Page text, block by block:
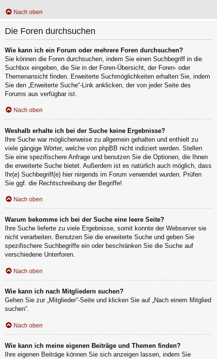
Nach oben
Die Foren durchsuchen
Wie kann ich ein Forum oder mehrere Foren durchsuchen?
Sie können die Foren durchsuchen, indem Sie einen Suchbegriff in die
Suchbox eingeben, die Sie in der Foren-Übersicht, der Foren- oder
Themenansicht finden. Erweiterte Suchmöglichkeiten erhalten Sie, indem
Sie den „Erweiterte Suche“-Link anklicken, der von jeder Seite des
Forums aus verfügbar ist.
Nach oben
Weshalb erhalte ich bei der Suche keine Ergebnisse?
Ihre Suche war möglicherweise zu allgemein gehalten und enthielt zu
viele gängige Wörter, welche von phpBB nicht indiziert werden. Stellen
Sie eine spezifischere Anfrage und benutzen Sie die Optionen, die Ihnen
die erweiterte Suche bietet. Außerdem ist es natürlich auch möglich, dass
Ihr(e) Suchbegriff(e) hier nirgends im Forum verwendet wurden. Prüfen
Sie ggf. die Rechtschreibung der Begriffe!
Nach oben
Warum bekomme ich bei der Suche eine leere Seite?
Ihre Suche lieferte zu viele Ergebnisse, somit konnte der Webserver sie
nicht verarbeiten. Benutzen Sie die erweiterte Suche und geben Sie
spezifischere Suchbegriffe ein oder beschränken Sie die Suche auf
verschiedene Unterforen.
Nach oben
Wie kann ich nach Mitgliedern suchen?
Gehen Sie zur „Mitglieder“-Seite und klicken Sie auf „Nach einem Mitglied
suchen“.
Nach oben
Wie kann ich meine eigenen Beiträge und Themen finden?
Ihre eigenen Beiträge können Sie sich anzeigen lassen, indem Sie